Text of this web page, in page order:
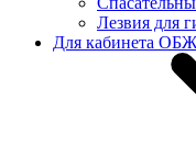
Лезвия для
Для кабинета